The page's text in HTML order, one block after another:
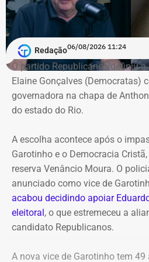
exercício do mandato”.
Pedido de
Na representação enviada ao
Alana Passos solicita a abertura
para apurar a autoria e a
atribuídas a André Janones. A
crime, sejam adotadas as
incluindo o eventual
Para embasar o pedido, a
de tela da publicação e os links
divulgadas por Janones nas
Redação06/08/2026 11:24
O partido Republicanos definiu
Elaine Gonçalves (Democratas)
governadora na chapa de
do estado do Rio.
A escolha acontece após o
Garotinho e o Democracia
reserva Venâncio Moura. O
anunciado como vice de
acabou decidindo apoiar
eleitoral, o que estremeceu a
candidato Republicanos.
A nova vice de Garotinho tem